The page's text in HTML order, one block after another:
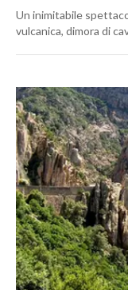
Un inimitabile
vulcanica, dimora di